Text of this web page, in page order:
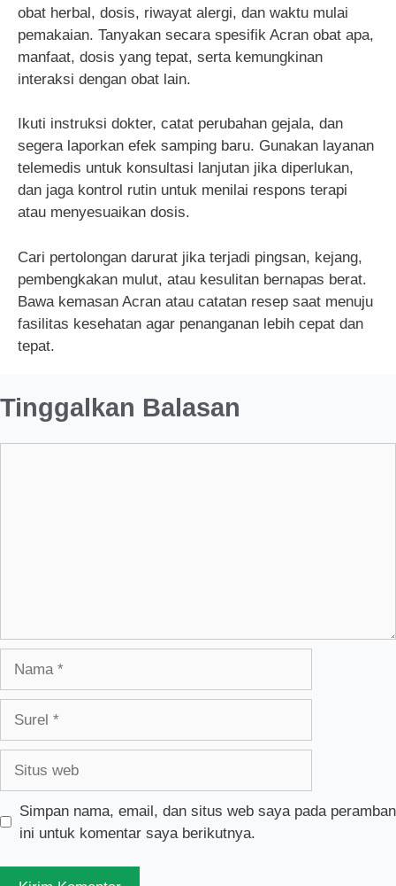
obat herbal, dosis, riwayat alergi, dan waktu mulai
pemakaian. Tanyakan secara spesifik Acran obat apa,
manfaat, dosis yang tepat, serta kemungkinan
interaksi dengan obat lain.
Ikuti instruksi dokter, catat perubahan gejala, dan
segera laporkan efek samping baru. Gunakan layanan
telemedis untuk konsultasi lanjutan jika diperlukan,
dan jaga kontrol rutin untuk menilai respons terapi
atau menyesuaikan dosis.
Cari pertolongan darurat jika terjadi pingsan, kejang,
pembengkakan mulut, atau kesulitan bernapas berat.
Bawa kemasan Acran atau catatan resep saat menuju
fasilitas kesehatan agar penanganan lebih cepat dan
tepat.
Tinggalkan Balasan
Simpan nama, email, dan situs web saya pada peramban
ini untuk komentar saya berikutnya.